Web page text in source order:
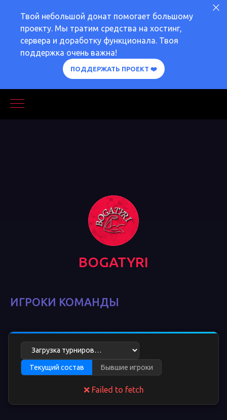
Твой небольшой донат помогает большому
проекту. Мы тратим средства на хостинг,
сервера и доработку функционала. Твоя
поддержка очень важна!
ПОДДЕРЖАТЬ ПРОЕКТ ❤️
BOGATYRI
ИГРОКИ КОМАНДЫ
Текущий состав Бывшие игроки
❌ Failed to fetch